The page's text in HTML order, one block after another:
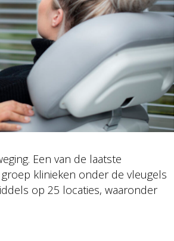
Een van de laatste
klinieken onder de vleugels
op 25 locaties, waaronder